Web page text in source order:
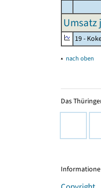
Umsatz
19 -
▴ nach oben
Das